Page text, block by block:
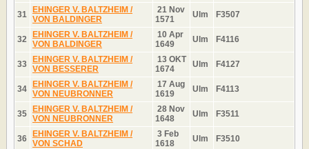
31 EHINGER V. BALTZHEIM /
VON BALDINGER
21 Nov
1571
Ulm F3507
32 EHINGER V. BALTZHEIM /
VON BALDINGER
10 Apr
1649
Ulm F4116
33 EHINGER V. BALTZHEIM /
VON BESSERER
13 OKT
1674
Ulm F4127
34 EHINGER V. BALTZHEIM /
VON NEUBRONNER
17 Aug
1619
Ulm F4113
35 EHINGER V. BALTZHEIM /
VON NEUBRONNER
28 Nov
1648
Ulm F3511
36 EHINGER V. BALTZHEIM /
VON SCHAD
3 Feb
1618
Ulm F3510